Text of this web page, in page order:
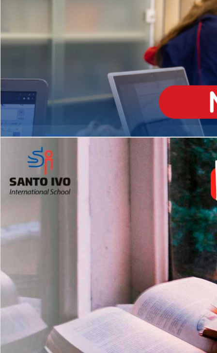
Matrículas Abertas 2026
MÉDIO
igh School
Dupla Diplomação
2º AO 5º ANO FUNDAMENTAL
es
Com imersão Bilingue - Anos
Finais
6º AO 9º ANO FUNDAMENTAL
Inglês: Turmas Reduzidas
(Proficiência)